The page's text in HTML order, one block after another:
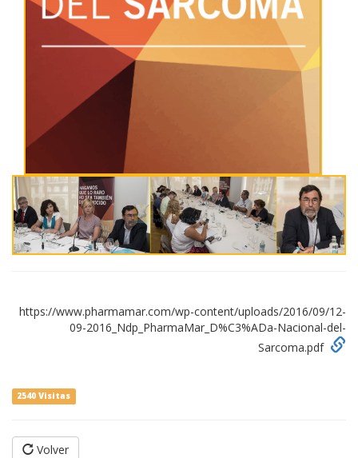
https://www.pharmamar.com/wp-content/uploads/2016/09/12-
09-2016_Ndp_PharmaMar_D%C3%ADa-Nacional-del-
Sarcoma.pdf
2540 Visitas
Volver